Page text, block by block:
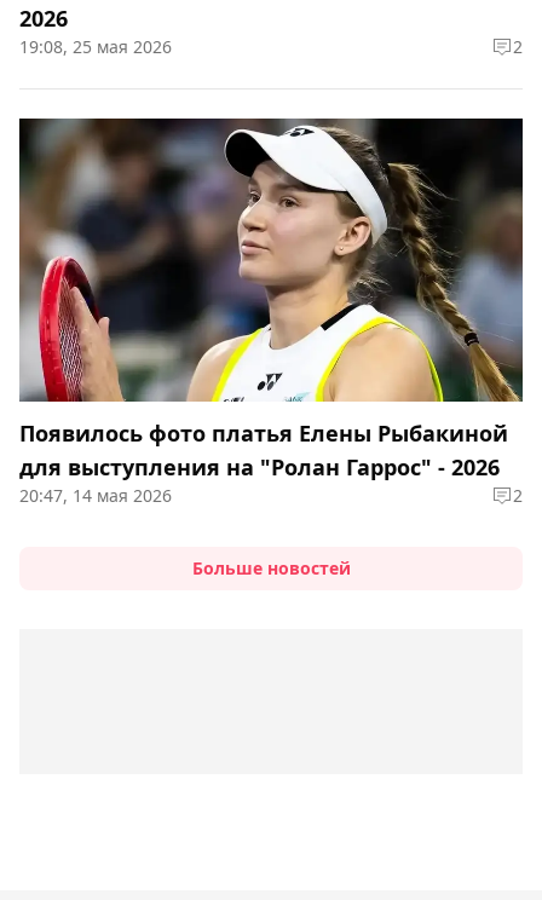
2026
19:08, 25 мая 2026 2
Появилось фото платья Елены Рыбакиной
для выступления на "Ролан Гаррос" - 2026
20:47, 14 мая 2026 2
Больше новостей